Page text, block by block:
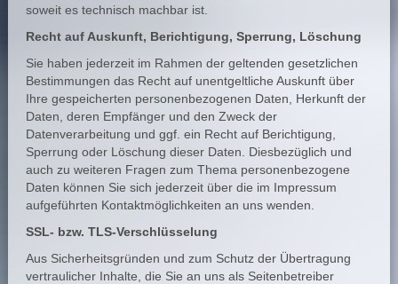
soweit es technisch machbar ist.
Recht auf Auskunft, Berichtigung, Sperrung, Löschung
Sie haben jederzeit im Rahmen der geltenden gesetzlichen
Bestimmungen das Recht auf unentgeltliche Auskunft über
Ihre gespeicherten personenbezogenen Daten, Herkunft der
Daten, deren Empfänger und den Zweck der
Datenverarbeitung und ggf. ein Recht auf Berichtigung,
Sperrung oder Löschung dieser Daten. Diesbezüglich und
auch zu weiteren Fragen zum Thema personenbezogene
Daten können Sie sich jederzeit über die im Impressum
aufgeführten Kontaktmöglichkeiten an uns wenden.
SSL- bzw. TLS-Verschlüsselung
Aus Sicherheitsgründen und zum Schutz der Übertragung
vertraulicher Inhalte, die Sie an uns als Seitenbetreiber